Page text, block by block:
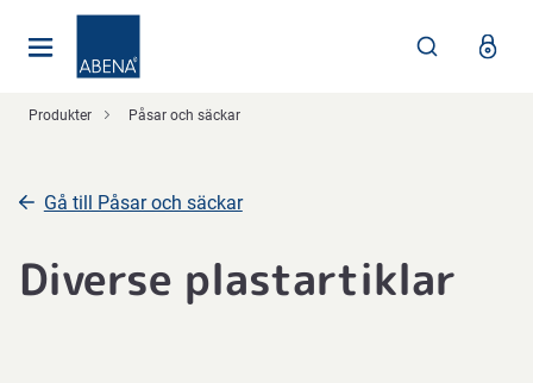
Produkter Påsar och säckar
Gå till Påsar och säckar
Diverse plastartiklar